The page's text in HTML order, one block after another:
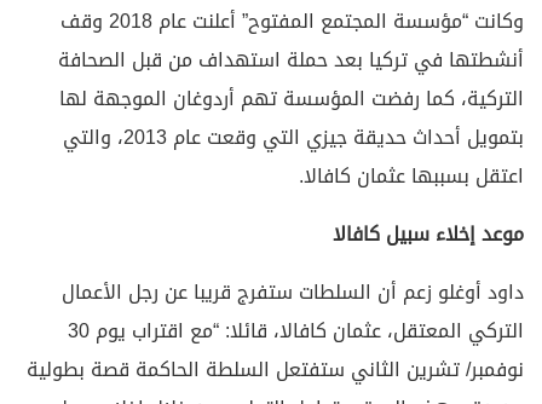
وكانت “مؤسسة المجتمع المفتوح” أعلنت عام 2018 وقف
أنشطتها في تركيا بعد حملة استهداف من قبل الصحافة
التركية، كما رفضت المؤسسة تهم أردوغان الموجهة لها
بتمويل أحداث حديقة جيزي التي وقعت عام 2013، والتي
اعتقل بسببها عثمان كافالا.
موعد إخلاء سبيل كافالا
داود أوغلو زعم أن السلطات ستفرج قريبا عن رجل الأعمال
التركي المعتقل، عثمان كافالا، قائلا: “مع اقتراب يوم 30
نوفمبر/ تشرين الثاني ستفتعل السلطة الحاكمة قصة بطولية